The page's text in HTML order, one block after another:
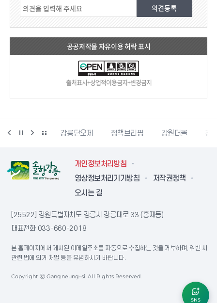
공공저작물 자유이용 허락 표시
출처표시+상업적이용금지+변경금지
강릉생태관광 강릉단오제 정책브리핑 강원더몰 강
개인정보처리방침
영상정보처리기기방침
저작권정책
오시는 길
[25522] 강원특별자치도 강릉시 강릉대로 33 (홍제동)
대표전화 033-660-2018
본 홈페이지에서 게시된 이메일주소를 자동으로 수집하는 것을 거부하며, 위반 시
관련 법에 의거 처벌 등을 유념하시기 바랍니다.
Copyright ⓒ Gangneung-si. All Rights Reserved.
SNS